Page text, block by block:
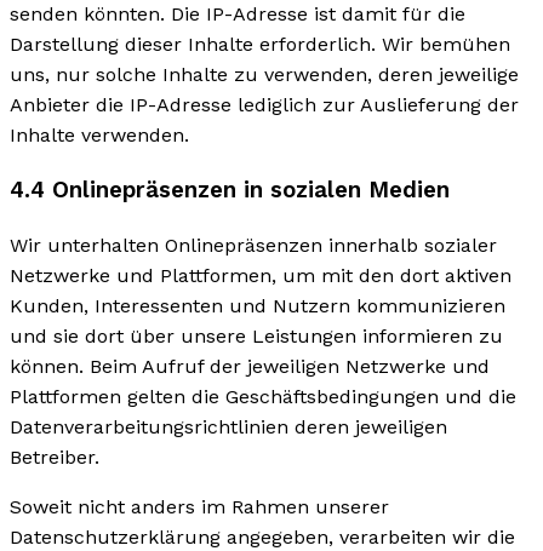
senden könnten. Die IP-Adresse ist damit für die
Darstellung dieser Inhalte erforderlich. Wir bemühen
uns, nur solche Inhalte zu verwenden, deren jeweilige
Anbieter die IP-Adresse lediglich zur Auslieferung der
Inhalte verwenden.
4.4 Onlinepräsenzen in sozialen Medien
Wir unterhalten Onlinepräsenzen innerhalb sozialer
Netzwerke und Plattformen, um mit den dort aktiven
Kunden, Interessenten und Nutzern kommunizieren
und sie dort über unsere Leistungen informieren zu
können. Beim Aufruf der jeweiligen Netzwerke und
Plattformen gelten die Geschäftsbedingungen und die
Datenverarbeitungsrichtlinien deren jeweiligen
Betreiber.
Soweit nicht anders im Rahmen unserer
Datenschutzerklärung angegeben, verarbeiten wir die